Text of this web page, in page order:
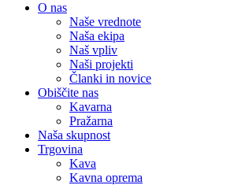
O nas
Naše vrednote
Naša ekipa
Naš vpliv
Naši projekti
Članki in novice
Obiščite nas
Kavarna
Pražarna
Naša skupnost
Trgovina
Kava
Kavna oprema